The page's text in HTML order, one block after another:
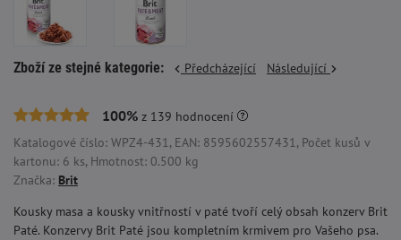
Zboží ze stejné kategorie: Předcházející Následující
100% z 139 hodnocení
Katalogové číslo: WPZ4-431, EAN: 8595602557431, Počet kusů v
kartonu: 6 ks, Hmotnost: 0.500 kg
Značka: Brit
Kousky masa a kousky vnitřností v paté tvoří celý obsah konzerv Brit
Paté. Konzervy Brit Paté jsou kompletním krmivem pro Vašeho psa.